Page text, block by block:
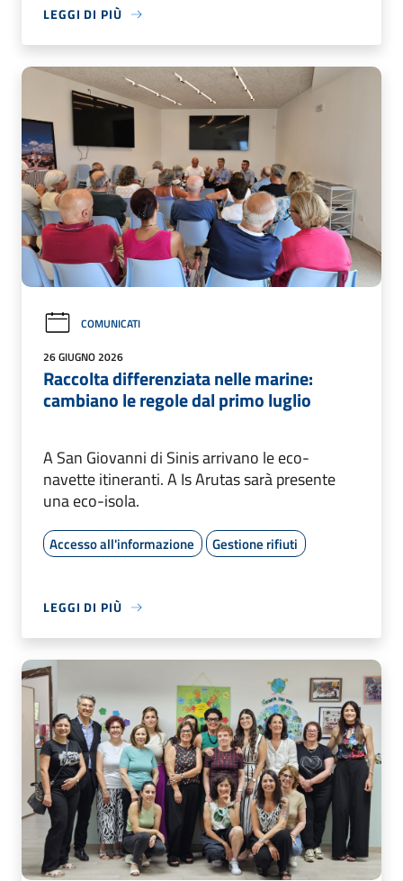
LEGGI DI PIÙ
COMUNICATI
26 GIUGNO 2026
Raccolta differenziata nelle marine:
cambiano le regole dal primo luglio
A San Giovanni di Sinis arrivano le eco-
navette itineranti. A Is Arutas sarà presente
una eco-isola.
Accesso all'informazione Gestione rifiuti
LEGGI DI PIÙ